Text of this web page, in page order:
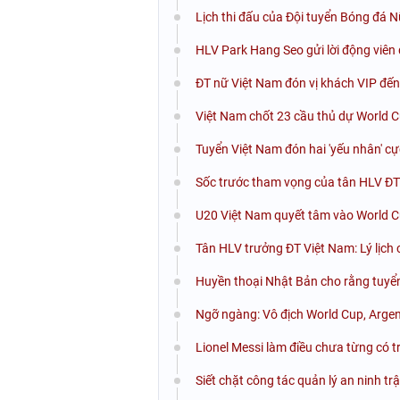
Lịch thi đấu của Đội tuyển Bóng đá
HLV Park Hang Seo gửi lời động
ĐT nữ Việt Nam đón vị khách VIP
Việt Nam chốt 23 cầu thủ dự World
Tuyển Việt Nam đón hai 'yếu nhân'
Sốc trước tham vọng của tân HLV
U20 Việt Nam quyết tâm vào World
Tân HLV trưởng ĐT Việt Nam: Lý
Huyền thoại Nhật Bản cho rằng
Ngỡ ngàng: Vô địch World Cup,
Lionel Messi làm điều chưa từng có
Siết chặt công tác quản lý an ninh